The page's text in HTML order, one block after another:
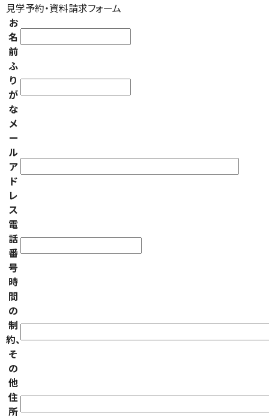
見学予約・資料請求フォーム
お
名
前
ふ
り
が
な
メ
ー
ル
ア
ド
レ
ス
電
話
番
号
時
間
の
制
約、
そ
の
他
住
所